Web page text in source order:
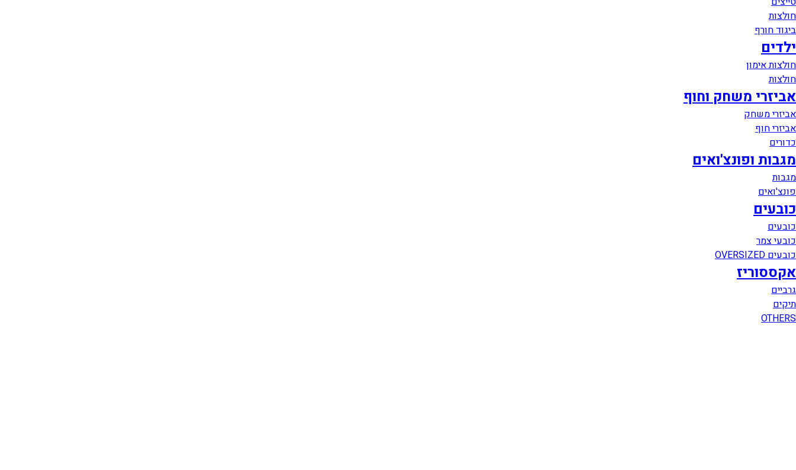
חולצות
ביגוד חורף
ילדים
חולצות אימון
חולצות
אביזרי משחק וחוף
אביזרי משחק
אביזרי חוף
כדורים
מגבות ופונצ'ואים
מגבות
פונצ'ואים
כובעים
כובעים
כובעי צמר
כובעים OVERSIZED
אקססוריז
גרביים
תיקים
OTHERS